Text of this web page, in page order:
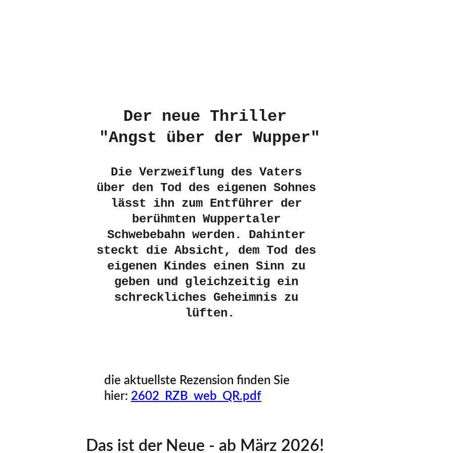
Der neue Thriller
"Angst über der Wupper"
Die Verzweiflung des Vaters
über den Tod des eigenen Sohnes
lässt ihn zum Entführer der
berühmten Wuppertaler
Schwebebahn werden. Dahinter
steckt die Absicht, dem Tod des
eigenen Kindes einen Sinn zu
geben und gleichzeitig ein
schreckliches Geheimnis zu
lüften.
Das ist der Neue - ab März 2026!
die aktuellste Rezension finden Sie
hier: 2602_RZB_web_QR.pdf